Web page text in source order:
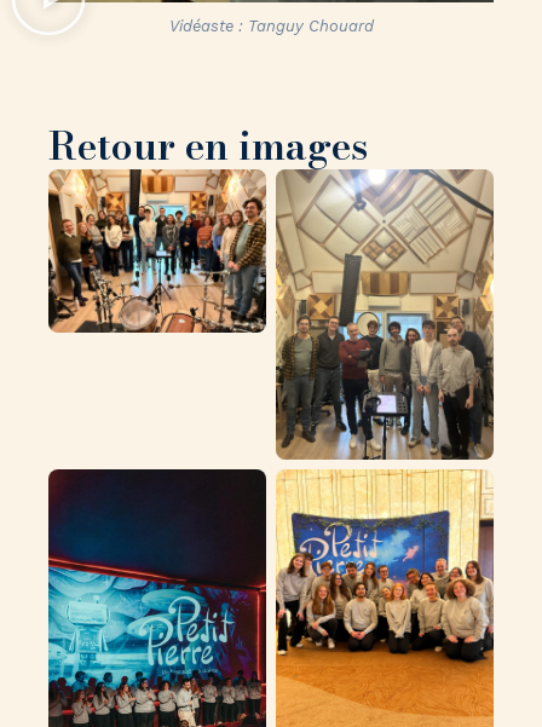
Vidéaste : Tanguy Chouard
Retour en images